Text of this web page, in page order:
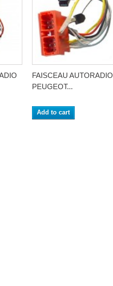
FAISCEAU AUTORADIO
PEUGEOT...
Add to cart